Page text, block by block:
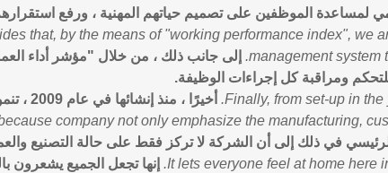
لمساعدة الموظفين على تصميم حياتهم المهنية ، ورفع
that, by the means of "working performance index", we
management system
إلى جانب ذلك ، من خلال "مؤشر أداء
ومراقبة كل إجراءات الوظيفة.
Finally, from set-up in
أخيرًا ، منذ
company not only emphasize the manufacturing,
في ذلك إلى أن الشركة لا تركز فقط على حالة التصنيع
It lets everyone feel at home here
إنها تجعل الجميع يشعرون